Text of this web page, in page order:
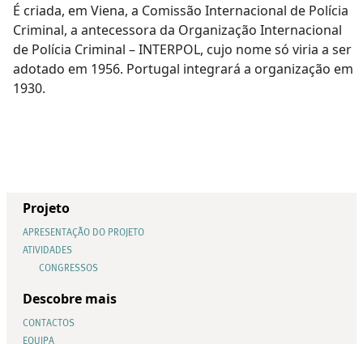
É criada, em Viena, a Comissão Internacional de Polícia
Criminal, a antecessora da Organização Internacional
de Polícia Criminal – INTERPOL, cujo nome só viria a ser
adotado em 1956. Portugal integrará a organização em
1930.
Projeto
APRESENTAÇÃO DO PROJETO
ATIVIDADES
CONGRESSOS
Descobre mais
CONTACTOS
EQUIPA